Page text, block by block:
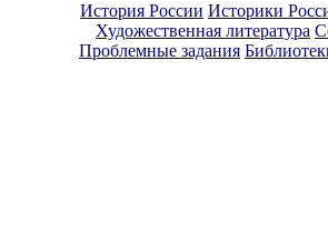
История России Историки
Художественная литература
Проблемные задания